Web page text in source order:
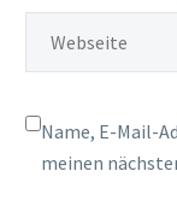
Name, E-Mail-
meinen